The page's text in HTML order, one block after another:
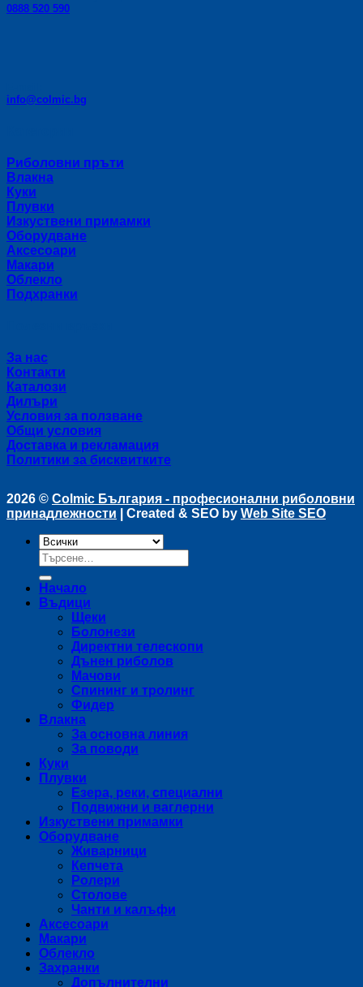
0888 520 590
info@colmic.bg
Риболовни пръти
Влакна
Куки
Плувки
Изкуствени примамки
Оборудване
Аксесоари
Макари
Облекло
Подхранки
За нас
Контакти
Каталози
Дилъри
Условия за ползване
Общи условия
Доставка и рекламация
Политики за бисквитките
2026 © Colmic България - професионални риболовни
принадлежности | Created & SEO by Web Site SEO
Търсене
за:
Начало
Въдици
Щеки
Болонези
Директни телескопи
Дънен риболов
Мачови
Спининг и тролинг
Фидер
Влакна
За основна линия
За поводи
Куки
Плувки
Езера, реки, специални
Подвижни и ваглерни
Изкуствени примамки
Оборудване
Живарници
Кепчета
Ролери
Столове
Чанти и калъфи
Аксесоари
Макари
Облекло
Захранки
Допълнителни